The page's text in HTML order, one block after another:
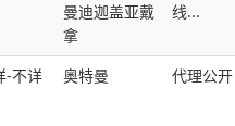
曼迪迦盖亚戴
拿
线...
-不详 奥特曼 代理公开